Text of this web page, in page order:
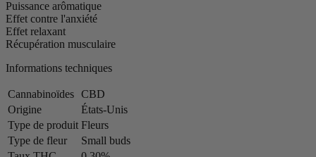
Puissance arômatique
Effet contre l'anxiété
Effet relaxant
Récupération musculaire
Informations techniques
Cannabinoïdes CBD
Origine
États-Unis
Type de produit Fleurs
Type de fleur
Small buds